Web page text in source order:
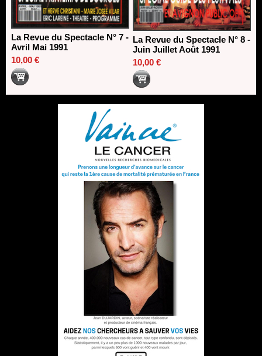
La Revue du Spectacle N° 7 -
Avril Mai 1991
10,00 €
La Revue du Spectacle N° 8 -
Juin Juillet Août 1991
10,00 €